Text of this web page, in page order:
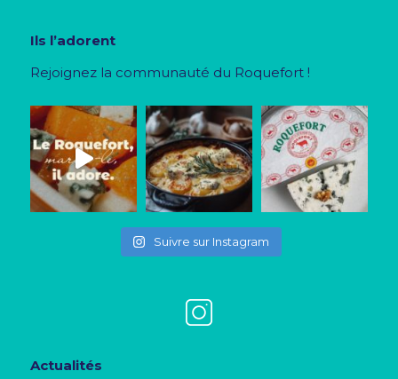
Ils l’adorent
Rejoignez la communauté du Roquefort !
Suivre sur Instagram
Actualités